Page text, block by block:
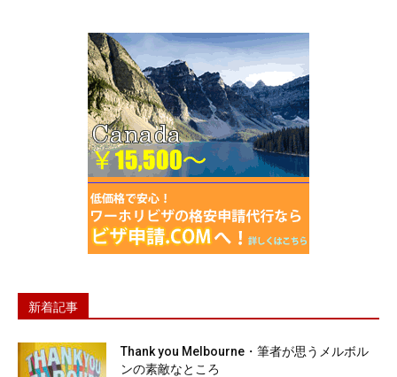
新着記事
Thank you Melbourne・筆者が思うメルボル
ンの素敵なところ